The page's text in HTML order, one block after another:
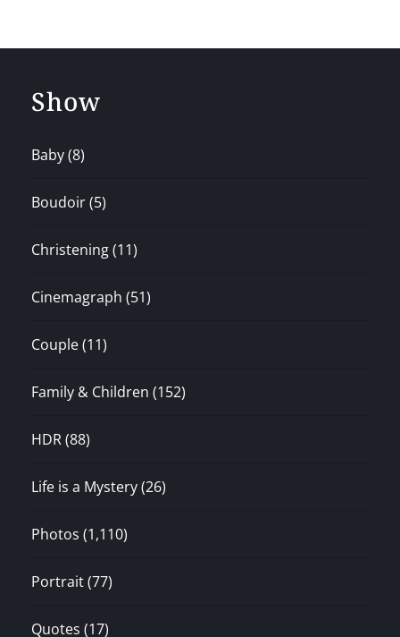
Show
Baby(8)
Boudoir(5)
Christening(11)
Cinemagraph (51)
Couple(11)
Family & Children (152)
HDR(88)
Life is a Mystery(26)
Photos (1,110)
Portrait(77)
Quotes (17)